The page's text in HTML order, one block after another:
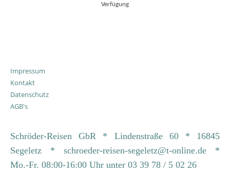
Verfügung
Impressum
Kontakt
Datenschutz
AGB's
Schröder-Reisen GbR * Lindenstraße 60 * 16845
Segeletz * schroeder-reisen-segeletz@t-online.de *
Mo.-Fr. 08:00-16:00 Uhr unter 03 39 78 / 5 02 26